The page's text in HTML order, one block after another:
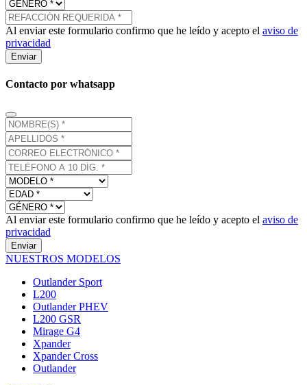
Al enviar este formulario confirmo que he leído y acepto el aviso de
privacidad
Enviar
Contacto por whatsapp
Al enviar este formulario confirmo que he leído y acepto el aviso de
privacidad
Enviar
NUESTROS MODELOS
Outlander Sport
L200
Outlander PHEV
L200 GSR
Mirage G4
Xpander
Xpander Cross
Outlander